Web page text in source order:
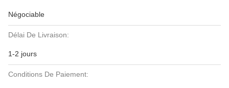
Négociable
Délai De Livraison:
1-2 jours
Conditions De Paiement: